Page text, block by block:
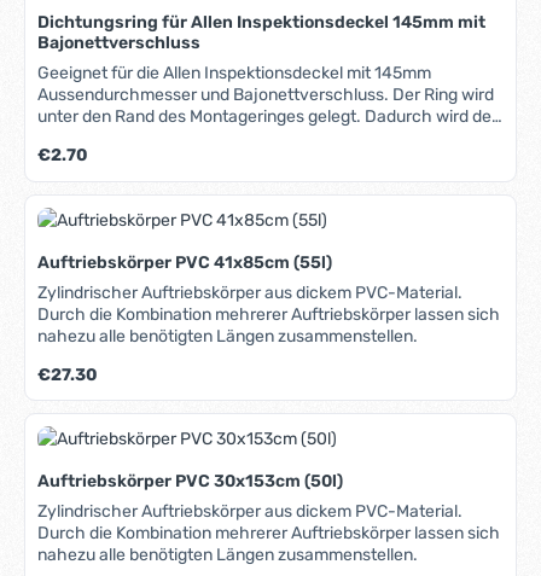
Dichtungsring für Allen Inspektionsdeckel 145mm mit
Bajonettverschluss
Geeignet für die Allen Inspektionsdeckel mit 145mm
Aussendurchmesser und Bajonettverschluss. Der Ring wird
unter den Rand des Montageringes gelegt. Dadurch wird der
Regulärer Preis:
€2.70
Auftriebskörper PVC 41x85cm (55l)
Zylindrischer Auftriebskörper aus dickem PVC-Material.
Durch die Kombination mehrerer Auftriebskörper lassen sich
nahezu alle benötigten Längen zusammenstellen.
Regulärer Preis:
€27.30
Auftriebskörper PVC 30x153cm (50l)
Zylindrischer Auftriebskörper aus dickem PVC-Material.
Durch die Kombination mehrerer Auftriebskörper lassen sich
nahezu alle benötigten Längen zusammenstellen.